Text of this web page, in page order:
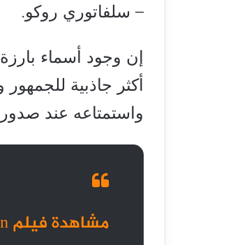
– سلفاتوري روكو.
إن وجود أسماء
أكثر جاذبية
واستمتاعه عند
مشاهدة فيلم jawan الهندي مترجم كامل HD 2023